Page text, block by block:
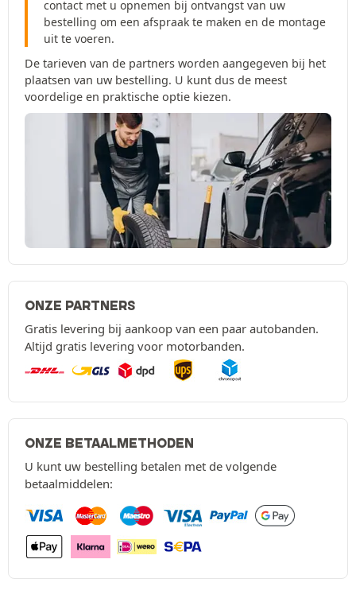
contact met u opnemen bij ontvangst van uw
bestelling om een afspraak te maken en de montage
uit te voeren.
De tarieven van de partners worden aangegeven bij het
plaatsen van uw bestelling. U kunt dus de meest
voordelige en praktische optie kiezen.
ONZE PARTNERS
Gratis levering bij aankoop van een paar autobanden.
Altijd gratis levering voor motorbanden.
ONZE BETAALMETHODEN
U kunt uw bestelling betalen met de volgende
betaalmiddelen: